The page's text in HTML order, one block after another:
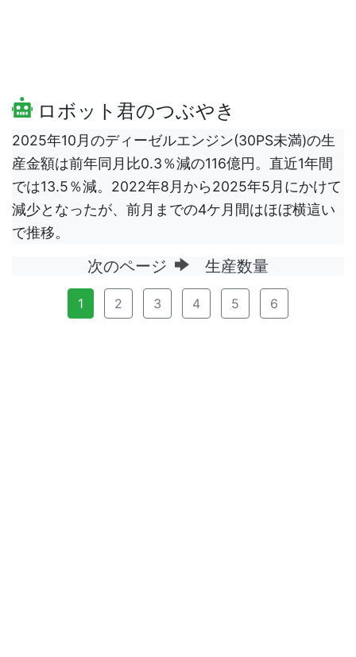
ロボット君のつぶやき
2025年10月のディーゼルエンジン(30PS未満)の生
産金額は前年同月比0.3％減の116億円。直近1年間
では13.5％減。2022年8月から2025年5月にかけて
減少となったが、前月までの4ケ月間はほぼ横這い
で推移。
次のページ 生産数量
1 2 3 4 5 6